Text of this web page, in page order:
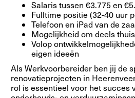
Salaris tussen €3.775 en
Fulltime positie (32-40 uur
Telefoon en iPad van de
Mogelijkheid om deels
Volop
eigen ideeën
Als Werkvoorbereider ben jij de
renovatieprojecten in
rol is essentieel voor het succes